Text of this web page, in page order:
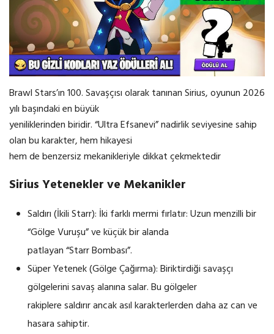
Brawl Stars’ın 100. Savaşçısı olarak tanınan Sirius, oyunun 2026
yılı başındaki en büyük
yeniliklerinden biridir. “Ultra Efsanevi” nadirlik seviyesine sahip
olan bu karakter, hem hikayesi
hem de benzersiz mekanikleriyle dikkat çekmektedir
Sirius Yetenekler ve Mekanikler
Saldırı (İkili Starr): İki farklı mermi fırlatır: Uzun menzilli bir
“Gölge Vuruşu” ve küçük bir alanda
patlayan “Starr Bombası”.
Süper Yetenek (Gölge Çağırma): Biriktirdiği savaşçı
gölgelerini savaş alanına salar. Bu gölgeler
rakiplere saldırır ancak asıl karakterlerden daha az can ve
hasara sahiptir.